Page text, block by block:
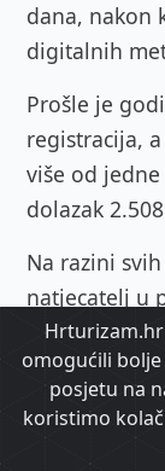
dana, nakon
digitalnih
Prošle je
registracija,
više od
dolazak
Na razini
natjecatelj u
pratnji. No,
prema
znači da je
U tjednu
omogućili
posjetu na
koristimo